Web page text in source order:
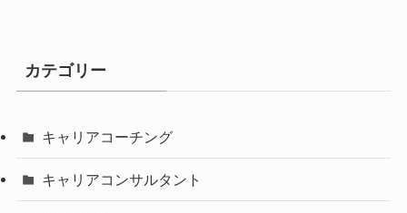
カテゴリー
キャリアコーチング
キャリアコンサルタント